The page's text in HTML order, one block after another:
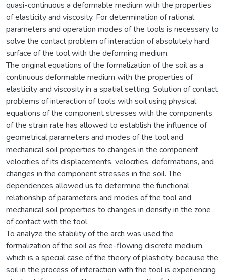
quasi-continuous a deformable medium with the properties
of elasticity and viscosity. For determination of rational
parameters and operation modes of the tools is necessary to
solve the contact problem of interaction of absolutely hard
surface of the tool with the deforming medium.
The original equations of the formalization of the soil as a
continuous deformable medium with the properties of
elasticity and viscosity in a spatial setting. Solution of contact
problems of interaction of tools with soil using physical
equations of the component stresses with the components
of the strain rate has allowed to establish the influence of
geometrical parameters and modes of the tool and
mechanical soil properties to changes in the component
velocities of its displacements, velocities, deformations, and
changes in the component stresses in the soil. The
dependences allowed us to determine the functional
relationship of parameters and modes of the tool and
mechanical soil properties to changes in density in the zone
of contact with the tool.
To analyze the stability of the arch was used the
formalization of the soil as free-flowing discrete medium,
which is a special case of the theory of plasticity, because the
soil in the process of interaction with the tool is experiencing